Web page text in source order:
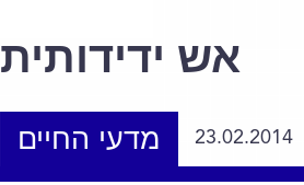
אש ידידותית
מדעי החיים 23.02.2014